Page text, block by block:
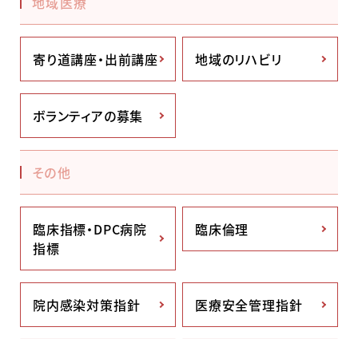
寄り道講座・出前講座 地域のリハビリ
ボランティアの募集
その他
臨床指標・DPC病院
指標
臨床倫理
院内感染対策指針 医療安全管理指針